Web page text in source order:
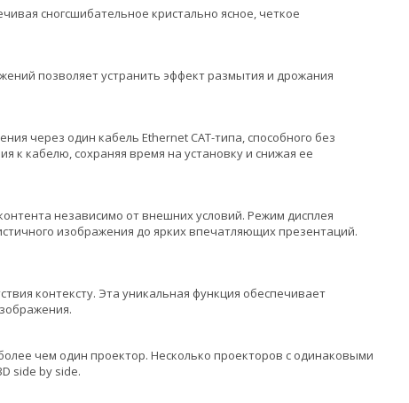
сногсшибательное кристально ясное, четкое
позволяет устранить эффект размытия и дрожания
через один кабель Ethernet CAT-типа, способного без
к кабелю, сохраняя время на установку и снижая ее
независимо от внешних условий. Режим дисплея
изображения до ярких впечатляющих презентаций.
контексту. Эта уникальная функция обеспечивает
чем один проектор. Несколько проекторов с одинаковыми
side by side.